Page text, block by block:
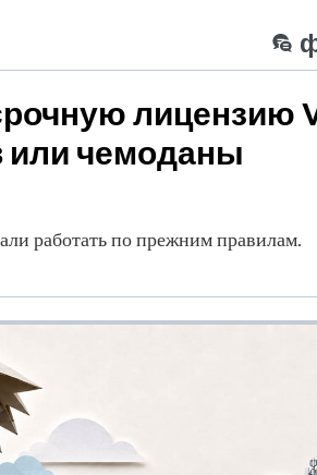
лицензию
или чемоданы
работать по прежним правилам.